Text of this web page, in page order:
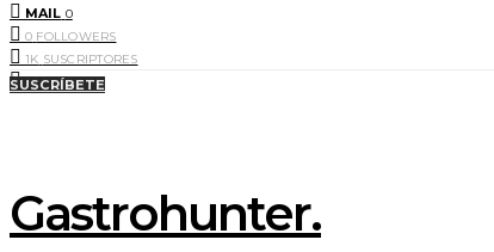
MAIL 0
0 FOLLOWERS
1K SUSCRIPTORES
0 LIKES
SUSCRÍBETE
Gastrohunter.